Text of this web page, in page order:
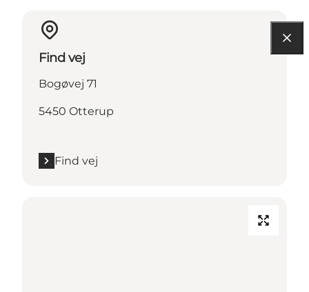
Find vej
Bogøvej 71
5450 Otterup
Find vej